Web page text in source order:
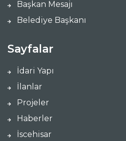
Başkan Mesajı
Belediye Başkanı
Sayfalar
İdari Yapı
İlanlar
Projeler
Haberler
İscehisar